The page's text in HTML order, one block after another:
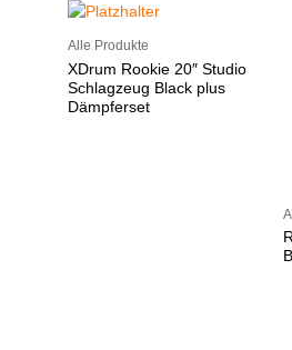
Alle Produkte
XDrum Rookie 20″ Studio
Schlagzeug Black plus
Dämpferset